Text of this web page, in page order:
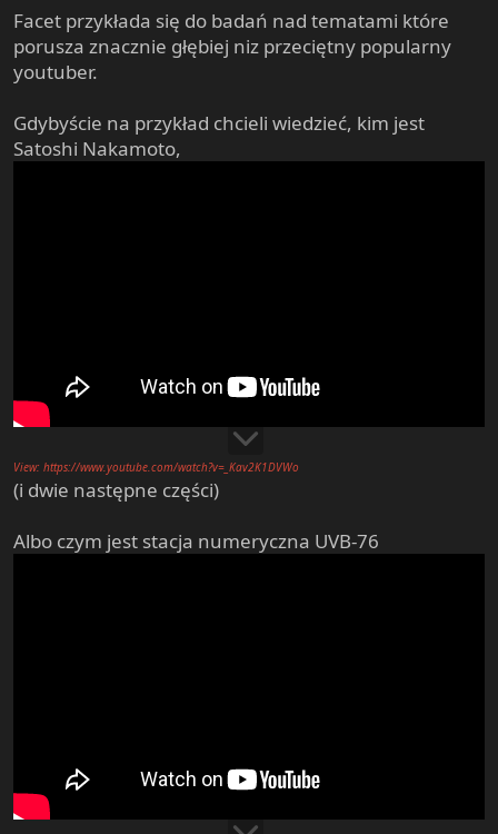
Facet przykłada się do badań nad tematami które
porusza znacznie głębiej niz przeciętny popularny
youtuber.
Gdybyście na przykład chcieli wiedzieć, kim jest
Satoshi Nakamoto,
View: https://www.youtube.com/watch?v=_Kav2K1DVWo
(i dwie następne części)
Albo czym jest stacja numeryczna UVB-76